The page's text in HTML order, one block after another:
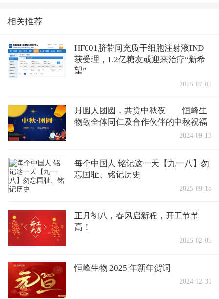
相关推荐
HF001脐带间充质干细胞注射液IND
获受理，1.2亿糖友或迎来治疗“新希
望”
2025-07-01
月圆人团圆，共赏中秋夜——恒峰生
物致全体同仁及合作伙伴的中秋祝福
2024-09-13
每个中国人 铭记这一天【九一八】勿
忘国耻、铭记历史
2025-09-18
正月初八，春风启新程，开工节节
高！
2025-02-05
恒峰生物 2025 年新年贺词
2024-12-31